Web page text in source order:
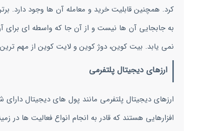
کرد. همچنین قابلیت خرید و معامله آن ها وجود دارد.
به جابجایی آن ها نیست و از آن جا که واسطه ای برای
نمی یابد. بیت کوین، دوژ کوین و لایت کوین از مهم
ارزهای دیجیتال پلتفرمی
ارزهای دیجیتال پلتفرمی مانند پول های دیجیتال
افزارهایی هستند که قادر به انجام انواع فعالیت ها